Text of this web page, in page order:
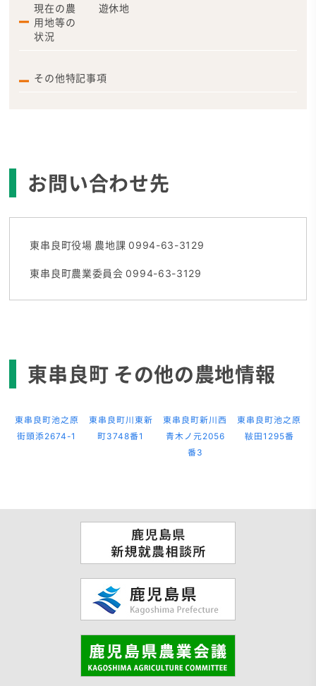
現在の農
用地等の
状況
遊休地
その他特記事項
お問い合わせ先
東串良町役場 農地課 0994-63-3129
東串良町農業委員会 0994-63-3129
東串良町 その他の農地情報
東串良町池之原
街頭添2674-1
東串良町川東新
町3748番1
東串良町新川西
青木ノ元2056
番3
東串良町池之原
鞁田1295番